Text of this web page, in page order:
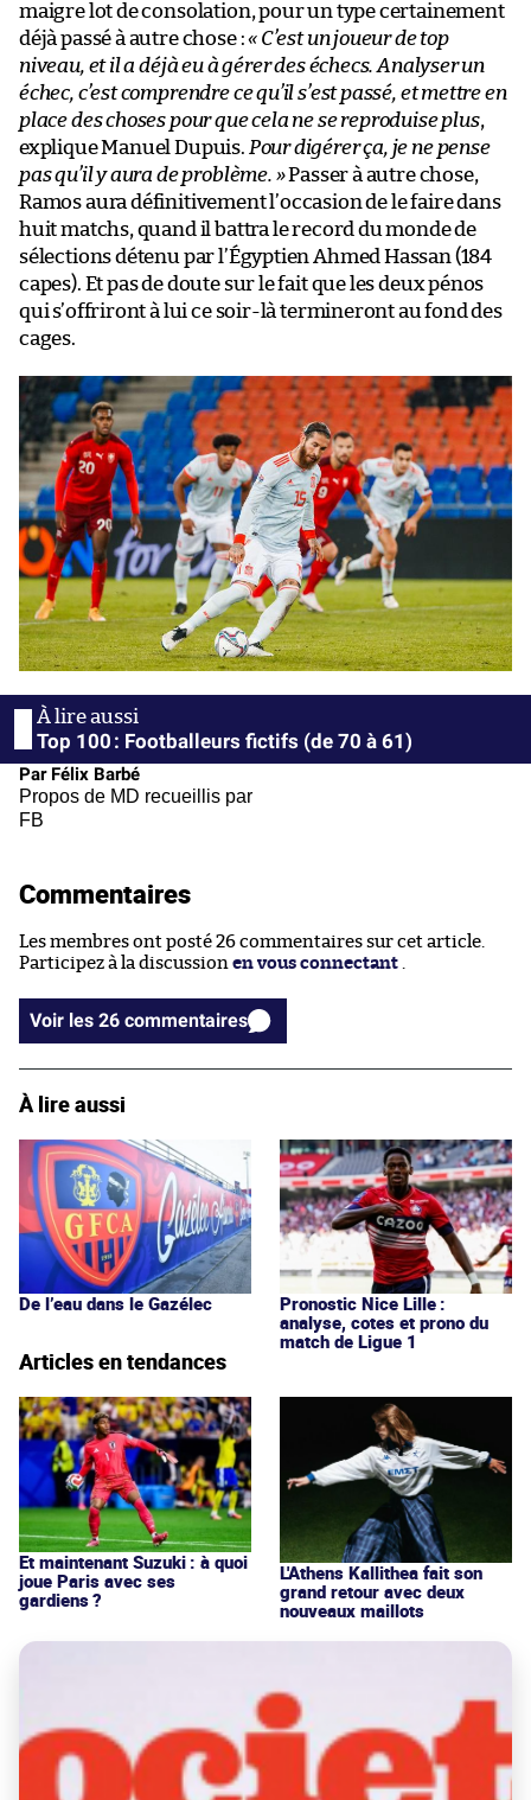
maigre lot de consolation, pour un type certainement
déjà passé à autre chose :« C’est un joueur de top
niveau, et il a déjà eu à gérer des échecs. Analyser un
échec, c’est comprendre ce qu’il s’est passé, et mettre en
place des choses pour que cela ne se reproduise plus,
explique Manuel Dupuis. Pour digérer ça, je ne pense
pas qu’il y aura de problème. »Passer à autre chose,
Ramos aura définitivement l’occasion de le faire dans
huit matchs, quand il battra le record du monde de
sélections détenu par l’Égyptien Ahmed Hassan (184
capes). Et pas de doute sur le fait que les deux pénos
qui s’offriront à lui ce soir-là termineront au fond des
cages.
Top 100 : Footballeurs fictifs (de 70 à 61)
Par Félix Barbé
Propos de MD recueillis par
FB
Commentaires
Les membres ont posté 26 commentaires sur cet article.
Participez à la discussion en vous connectant .
Voir les 26 commentaires
À lire aussi
De l’eau dans le Gazélec
Pronostic Nice Lille :
analyse, cotes et prono du
match de Ligue 1
Articles en tendances
Et maintenant Suzuki : à quoi
joue Paris avec ses
gardiens ?
L'Athens Kallithea fait son
grand retour avec deux
nouveaux maillots